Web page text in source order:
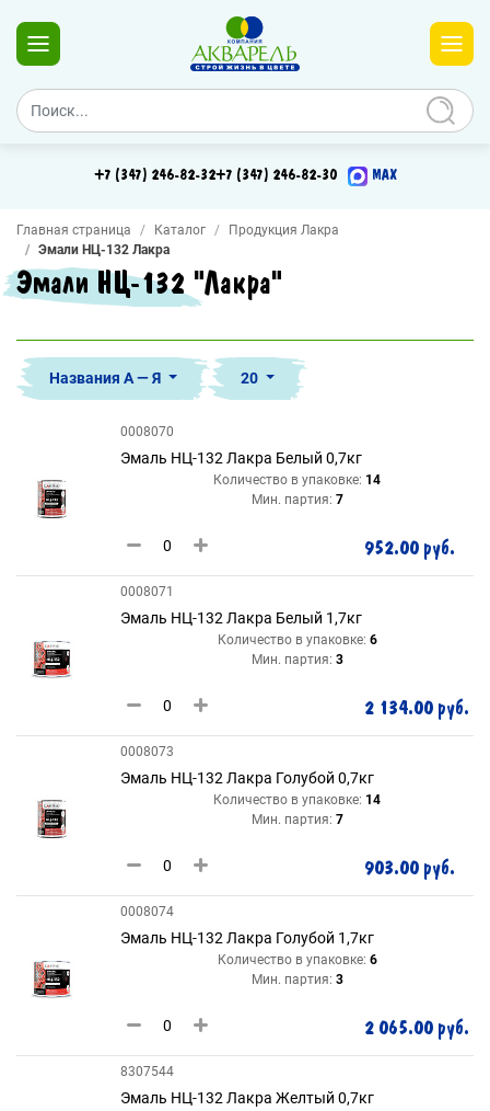
+7 (347) 246-82-32+7 (347) 246-82-30 MAX
Главная страница Каталог
Продукция Лакра
Эмали НЦ-132 Лакра
Эмали НЦ-132 "Лакра"
Названия А — Я 20
0008070
Эмаль НЦ-132 Лакра Белый 0,7кг
Количество в упаковке: 14
Мин. партия: 7
952.00 руб.
0008071
Эмаль НЦ-132 Лакра Белый 1,7кг
Количество в упаковке: 6
Мин. партия: 3
2 134.00 руб.
0008073
Эмаль НЦ-132 Лакра Голубой 0,7кг
Количество в упаковке: 14
Мин. партия: 7
903.00 руб.
0008074
Эмаль НЦ-132 Лакра Голубой 1,7кг
Количество в упаковке: 6
Мин. партия: 3
2 065.00 руб.
8307544
Эмаль НЦ-132 Лакра Желтый 0,7кг